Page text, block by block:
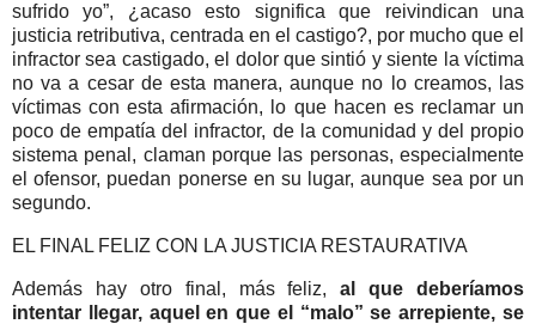
sufrido yo”, ¿acaso esto significa que reivindican una
justicia retributiva, centrada en el castigo?, por mucho que el
infractor sea castigado, el dolor que sintió y siente la víctima
no va a cesar de esta manera, aunque no lo creamos, las
víctimas con esta afirmación, lo que hacen es reclamar un
poco de empatía del infractor, de la comunidad y del propio
sistema penal, claman porque las personas, especialmente
el ofensor, puedan ponerse en su lugar, aunque sea por un
segundo.
EL FINAL FELIZ CON LA JUSTICIA RESTAURATIVA
Además hay otro final, más feliz,al que deberíamos
intentar llegar, aquel en que el “malo” se arrepiente, se